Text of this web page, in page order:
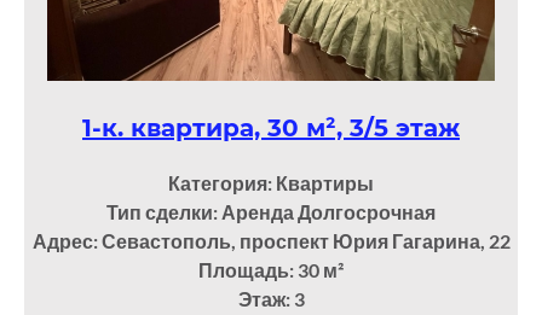
1-к. квартира, 30 м², 3/5 этаж
Категория: Квартиры
Тип сделки: Аренда Долгосрочная
Адрес: Севастополь, проспект Юрия Гагарина, 22
Площадь: 30 м²
Этаж: 3